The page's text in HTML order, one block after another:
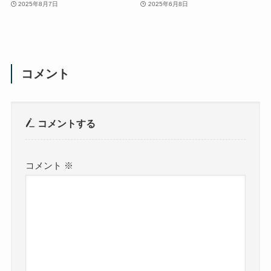
2025年8月7日 2025年6月8日
コメント
コメントする
コメント ※